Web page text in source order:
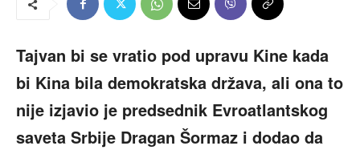
Tajvan bi se vratio pod upravu Kine kada
bi Kina bila demokratska država, ali ona to
nije izjavio je predsednik Evroatlantskog
saveta Srbije Dragan Šormaz i dodao da